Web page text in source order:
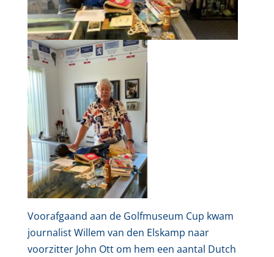
Voorafgaand aan de Golfmuseum Cup kwam
journalist Willem van den Elskamp naar
voorzitter John Ott om hem een aantal Dutch